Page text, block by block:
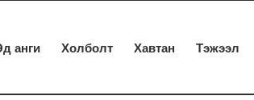
анги Холболт Хавтан Тэжээл